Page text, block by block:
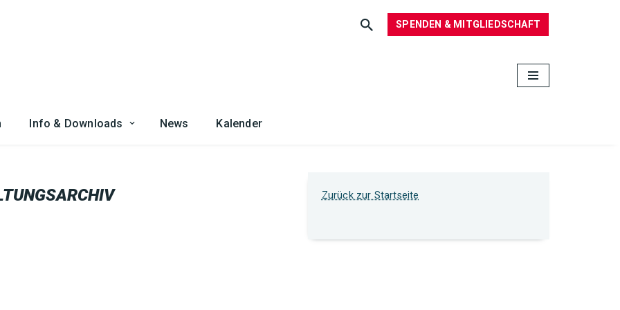
SPENDEN & MITGLIEDSCHAFT
Info & Downloads News Kalender
Zurück zur Startseite